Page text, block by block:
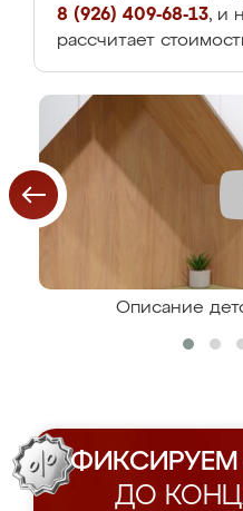
8 (926) 409-68-13, и
рассчитает
Описание
ФИКСИРУЕМ
ДО